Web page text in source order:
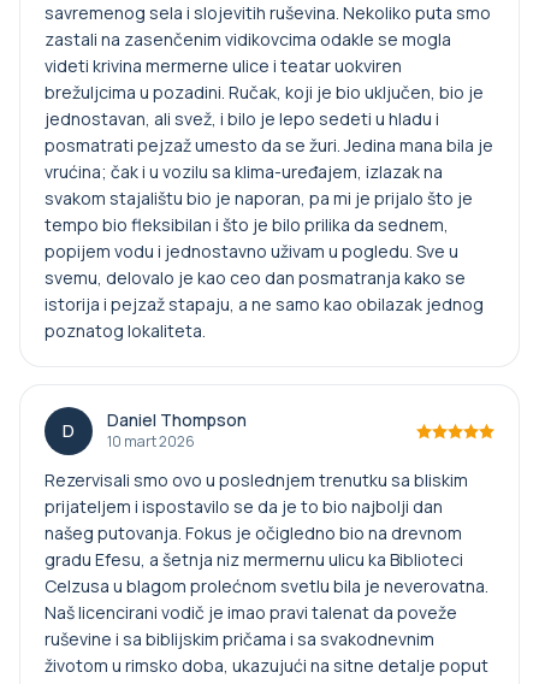
savremenog sela i slojevitih ruševina. Nekoliko puta smo
zastali na zasenčenim vidikovcima odakle se mogla
videti krivina mermerne ulice i teatar uokviren
brežuljcima u pozadini. Ručak, koji je bio uključen, bio je
jednostavan, ali svež, i bilo je lepo sedeti u hladu i
posmatrati pejzaž umesto da se žuri. Jedina mana bila je
vrućina; čak i u vozilu sa klima-uređajem, izlazak na
svakom stajalištu bio je naporan, pa mi je prijalo što je
tempo bio fleksibilan i što je bilo prilika da sednem,
popijem vodu i jednostavno uživam u pogledu. Sve u
svemu, delovalo je kao ceo dan posmatranja kako se
istorija i pejzaž stapaju, a ne samo kao obilazak jednog
poznatog lokaliteta.
D Daniel Thompson
10 mart 2026
Rezervisali smo ovo u poslednjem trenutku sa bliskim
prijateljem i ispostavilo se da je to bio najbolji dan
našeg putovanja. Fokus je očigledno bio na drevnom
gradu Efesu, a šetnja niz mermernu ulicu ka Biblioteci
Celzusa u blagom prolećnom svetlu bila je neverovatna.
Naš licencirani vodič je imao pravi talenat da poveže
ruševine i sa biblijskim pričama i sa svakodnevnim
životom u rimsko doba, ukazujući na sitne detalje poput